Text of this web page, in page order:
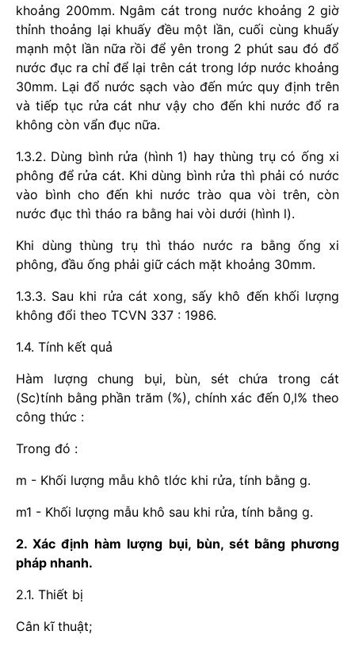
khoảng 200mm. Ngâm cát trong nước khoảng 2 giờ
thỉnh thoảng lại khuấy đều một lần, cuối cùng khuấy
mạnh một lần nữa rồi để yên trong 2 phút sau đó đổ
nước đục ra chỉ để lại trên cát trong lớp nước khoảng
30mm. Lại đổ nước sạch vào đến mức quy định trên
và tiếp tục rửa cát như vậy cho đến khi nước đổ ra
không còn vẩn đục nữa.
1.3.2. Dùng bình rửa (hình 1) hay thùng trụ có ống xi
phông để rửa cát. Khi dùng bình rửa thì phải có nước
vào bình cho đến khi nước trào qua vòi trên, còn
nước đục thì tháo ra bằng hai vòi dưới (hình l).
Khi dùng thùng trụ thì tháo nước ra bằng ống xi
phông, đầu ống phải giữ cách mặt khoảng 30mm.
1.3.3. Sau khi rửa cát xong, sấy khô đến khối lượng
không đổi theo TCVN 337 : 1986.
1.4. Tính kết quả
Hàm lượng chung bụi, bùn, sét chứa trong cát
(Sc)tính bằng phần trăm (%), chính xác đến 0,l% theo
công thức :
Trong đó :
m - Khối lượng mẫu khô tlớc khi rửa, tính bằng g.
m1 - Khối lượng mẫu khô sau khi rửa, tính bằng g.
2. Xác định hàm lượng bụi, bùn, sét bằng phương
pháp nhanh.
2.1. Thiết bị
Cân kĩ thuật;